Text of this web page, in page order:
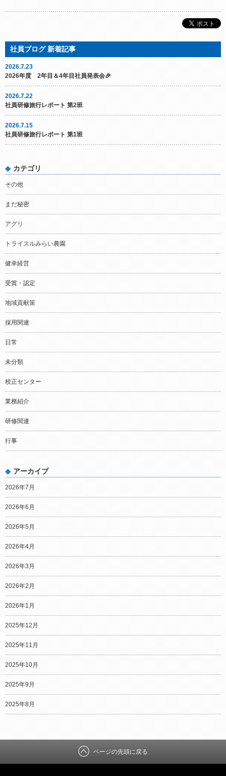
2026.7.23
2026年度 2年目＆4年目社員発表会🎉
2026.7.22
社員研修旅行レポート 第2班
2026.7.15
社員研修旅行レポート 第1班
カテゴリ
その他
まだ秘密
アグリ
トライスルみらい農園
健幸経営
受賞・認定
地域貢献策
採用関連
日常
未分類
校正センター
業務紹介
研修関連
行事
アーカイブ
2026年7月
2026年6月
2026年5月
2026年4月
2026年3月
2026年2月
2026年1月
2025年12月
2025年11月
2025年10月
2025年9月
2025年8月
ページの先頭に戻る